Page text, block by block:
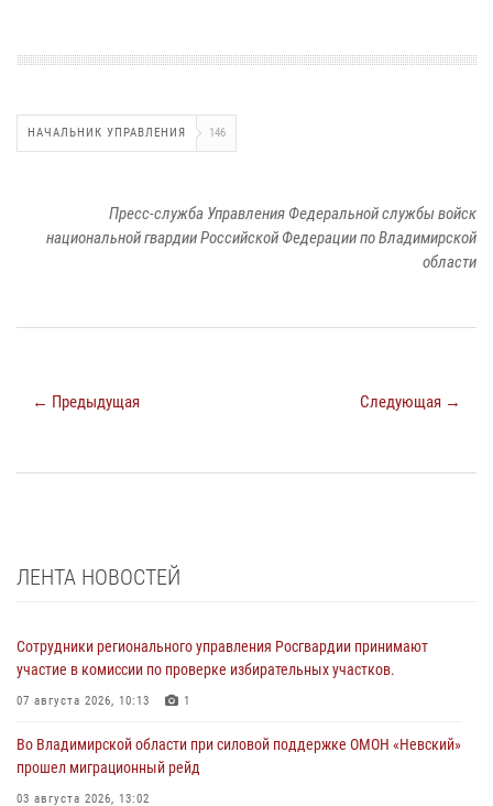
НАЧАЛЬНИК УПРАВЛЕНИЯ 146
Пресс-служба Управления Федеральной службы войск
национальной гвардии Российской Федерации по Владимирской
области
← Предыдущая Следующая →
ЛЕНТА НОВОСТЕЙ
Сотрудники регионального управления Росгвардии принимают
участие в комиссии по проверке избирательных участков.
07 августа 2026, 10:13 1
Во Владимирской области при силовой поддержке ОМОН «Невский»
прошел миграционный рейд
03 августа 2026, 13:02